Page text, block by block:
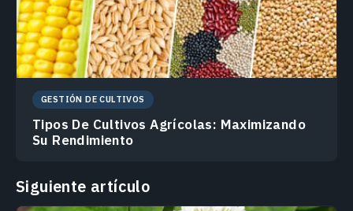
GESTIÓN DE CULTIVOS
Tipos De Cultivos Agrícolas: Maximizando
Su Rendimiento
Siguiente artículo